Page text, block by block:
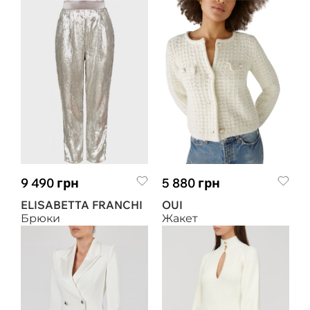
9 490 грн
ELISABETTA FRANCHI
Брюки
5 880 грн
OUI
Жакет